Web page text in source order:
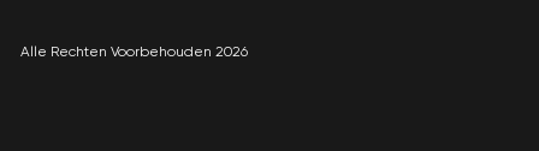
Alle Rechten Voorbehouden 2026